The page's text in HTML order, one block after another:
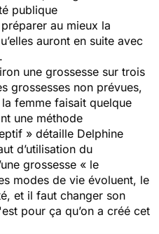
publique
préparer au mieux la
auront en suite avec
une grossesse sur trois
grossesses non prévues,
femme faisait quelque
une méthode
» détaille Delphine
d’utilisation du
grossesse « le
modes de vie évoluent, le
et il faut changer son
pour ça qu’on a créé cet